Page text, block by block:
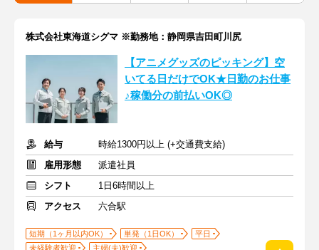
株式会社東海道シグマ ※勤務地：静岡県吉田町川尻
【アニメグッズのピッキング】空
いてる日だけでOK★日勤のお仕事
♪稼働分の前払いOK◎
給与
時給1300円以上 (+交通費支給)
雇用形態
派遣社員
シフト
1日6時間以上
アクセス
六合駅
短期（1ヶ月以内OK） 単発（1日OK）
平日
未経験者歓迎
主婦(夫)歓迎